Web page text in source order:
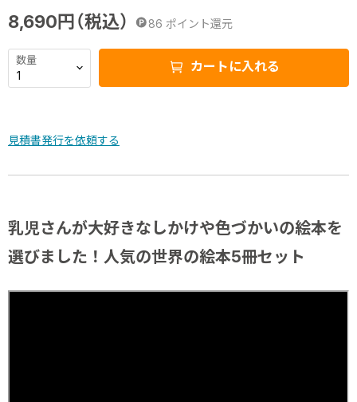
8,690円（税込） 86 ポイント還元
数量 カートに入れる
見積書発行を依頼する
乳児さんが大好きなしかけや色づかいの絵本を
選びました！人気の世界の絵本5冊セット